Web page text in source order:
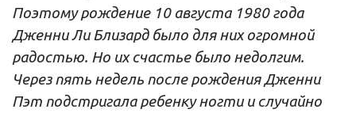
Поэтому рождение 10 августа 1980 года
Дженни Ли Близард было для них огромной
радостью. Но их счастье было недолгим.
Через пять недель после рождения Дженни
Пэт подстригала ребенку ногти и случайно